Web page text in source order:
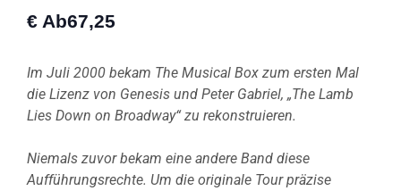
€ Ab67,25
Im Juli 2000 bekam The Musical Box zum ersten Mal
die Lizenz von Genesis und Peter Gabriel, „The Lamb
Lies Down on Broadway“ zu rekonstruieren.
Niemals zuvor bekam eine andere Band diese
Aufführungsrechte. Um die originale Tour präzise